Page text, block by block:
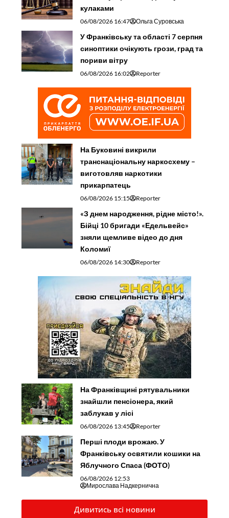
кулаками
06/08/2026 16:47 Ольга Суровська
У Франківську та області 7 серпня
синоптики очікують грози, град та
пориви вітру
06/08/2026 16:02 Reporter
На Буковині викрили
транснаціональну наркосхему –
виготовляв наркотики
прикарпатець
06/08/2026 15:15 Reporter
«З днем народження, рідне місто!».
Бійці 10 бригади «Едельвейс»
зняли щемливе відео до дня
Коломиї
06/08/2026 14:30 Reporter
На Франківщині рятувальники
знайшли пенсіонера, який
заблукав у лісі
06/08/2026 13:45 Reporter
Перші плоди врожаю. У
Франківську освятили кошики на
Яблучного Спаса (ФОТО)
06/08/2026 12:53
Мирослава Надкернична
Дивитись всі новини